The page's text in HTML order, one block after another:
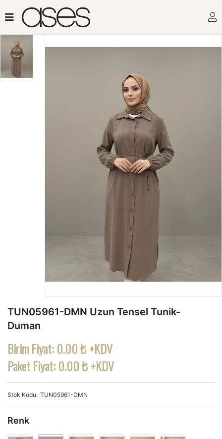
TUN05961-DMN Uzun Tensel Tunik-
Duman
Birim Fiyat:0.00 ₺ +KDV
Paket Fiyat:0.00 ₺ +KDV
Stok Kodu TUN05961-DMN
Renk